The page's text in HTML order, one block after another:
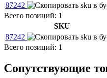
87242
Всего позиций: 1
SKU
87242
Всего позиций: 1
Сопутствующие